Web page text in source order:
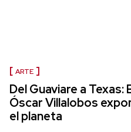
ARTE
Del Guaviare a
Óscar Villalobos
el planeta